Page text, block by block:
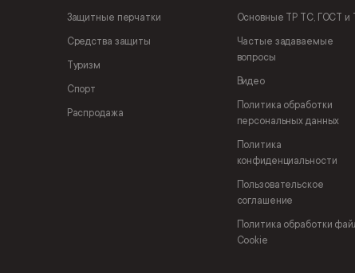
Защитные перчатки
Средства защиты
Туризм
Спорт
Распродажа
Основные ТР ТС, ГОСТ и
Частые задаваемые
вопросы
Видео
Политика обработки
персональных данных
Политика
конфиденциальности
Пользовательское
соглашение
Политика обработки
Cookie